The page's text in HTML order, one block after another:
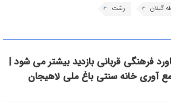
گیلان رشت
فرهنگی قربانی بازدید بیشتر می شود |
آوری خانه سنتی باغ ملی لاهیجان